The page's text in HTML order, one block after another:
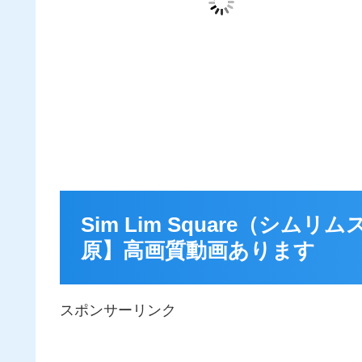
Sim Lim Square（シムリム
原】高画質動画あります
スポンサーリンク